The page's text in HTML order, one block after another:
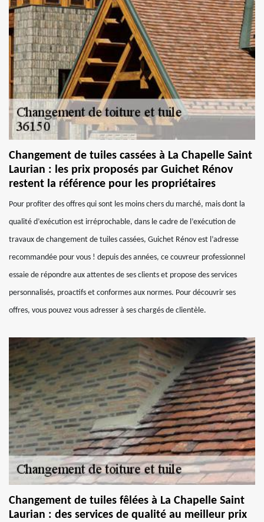
Changement de tuiles cassées à La Chapelle Saint
Laurian : les prix proposés par Guichet Rénov
restent la référence pour les propriétaires
Pour profiter des offres qui sont les moins chers du marché, mais dont la
qualité d’exécution est irréprochable, dans le cadre de l’exécution de
travaux de changement de tuiles cassées, Guichet Rénov est l’adresse
recommandée pour vous ! depuis des années, ce couvreur professionnel
essaie de répondre aux attentes de ses clients et propose des services
personnalisés, proactifs et conformes aux normes. Pour découvrir ses
offres, vous pouvez vous adresser à ses chargés de clientèle.
Changement de tuiles fêlées à La Chapelle Saint
Laurian : des services de qualité au meilleur prix